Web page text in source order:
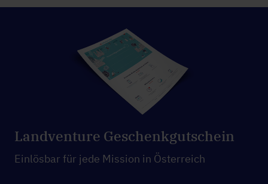
Landventure Geschenkgutschein
Einlösbar für jede Mission in Österreich